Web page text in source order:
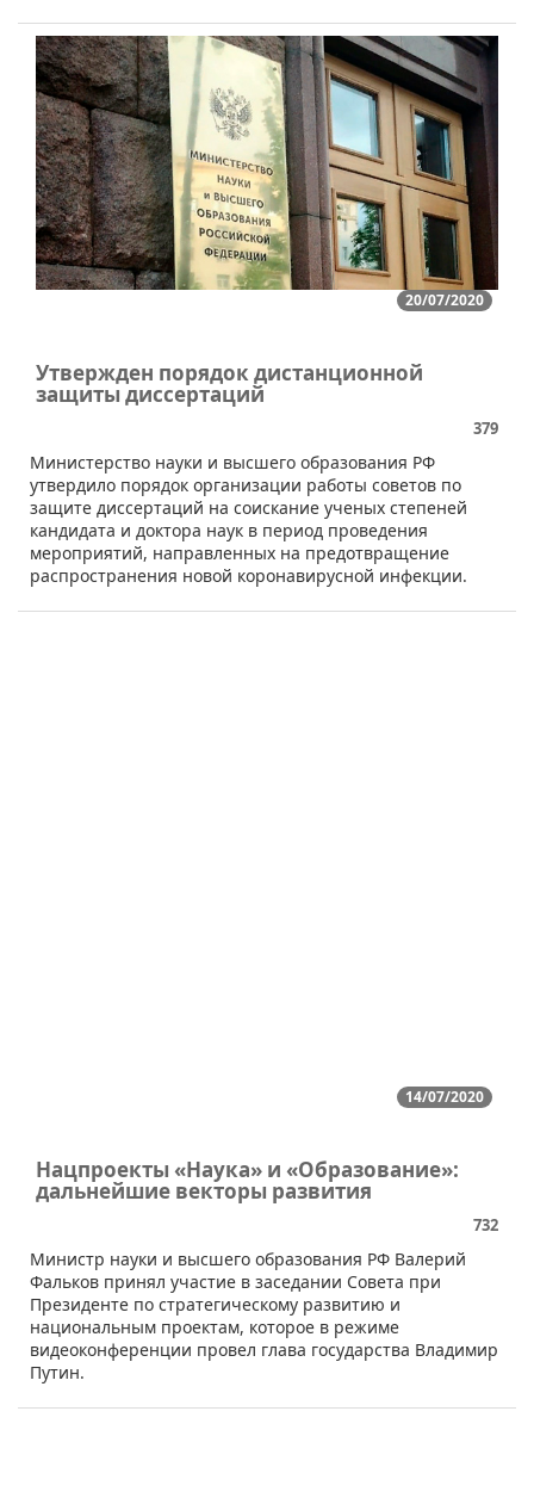
20/07/2020
Утвержден порядок дистанционной
защиты диссертаций
379
​Министерство науки и высшего образования РФ
утвердило порядок организации работы советов по
защите диссертаций на соискание ученых степеней
кандидата и доктора наук в период проведения
мероприятий, направленных на предотвращение
распространения новой коронавирусной инфекции.
14/07/2020
Нацпроекты «Наука» и «Образование»:
дальнейшие векторы развития
732
Министр науки и высшего образования РФ Валерий
Фальков принял участие в заседании Совета при
Президенте по стратегическому развитию и
национальным проектам, которое в режиме
видеоконференции провел глава государства Владимир
Путин.